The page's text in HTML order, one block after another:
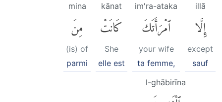
illā
إِلَّا
except
sauf
im'ra-ataka
ٱمْرَأَتَكَ
your wife
ta femme,
kānat
كَانَتْ
She
elle est
mina
مِنَ
(is) of
parmi
l-ghābirīna